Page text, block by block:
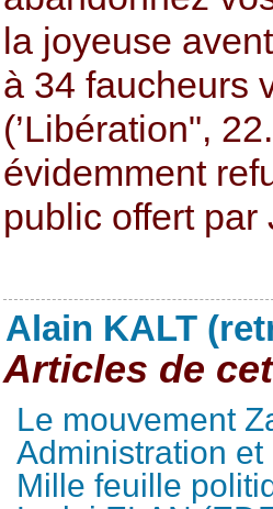
la joyeuse
à 34 faucheurs
(’Libération",
évidemment
public offert par
Alain KALT
Articles de
Le mouvement
Administration
Mille feuille